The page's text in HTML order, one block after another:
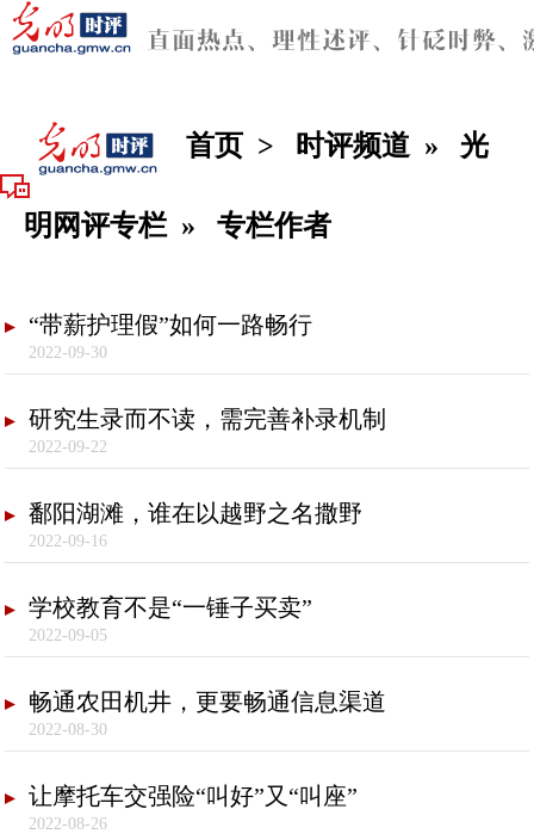
首页 > 时评频道 » 光
明网评专栏 » 专栏作者
“带薪护理假”如何一路畅行
2022-09-30
研究生录而不读，需完善补录机制
2022-09-22
鄱阳湖滩，谁在以越野之名撒野
2022-09-16
学校教育不是“一锤子买卖”
2022-09-05
畅通农田机井，更要畅通信息渠道
2022-08-30
让摩托车交强险“叫好”又“叫座”
2022-08-26